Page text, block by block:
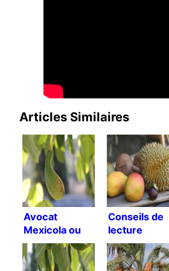
Articles Similaires
Avocat
Mexicola ou
avocat Criollo
?
Conseils de
lecture